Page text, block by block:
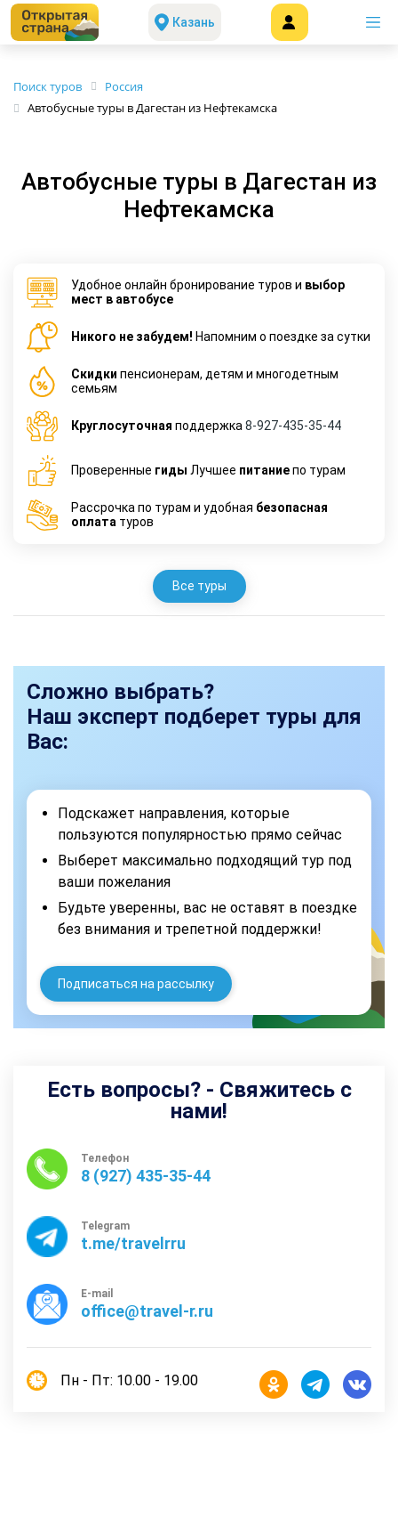
Казань
Поиск туров
Россия
Автобусные туры в Дагестан из Нефтекамска
Автобусные туры в Дагестан из
Нефтекамска
Удобное онлайн бронирование туров и выбор
мест в автобусе
Никого не забудем! Напомним о поездке за сутки
Cкидки пенсионерам, детям и многодетным
семьям
Круглосуточная поддержка 8-927-435-35-44
Проверенные гиды Лучшее питаниепо турам
Рассрочка по турам и удобная безопасная
оплата туров
Все туры
Сложно выбрать?
Наш эксперт подберет туры для
Вас:
Подскажет направления, которые
пользуются популярностью прямо сейчас
Выберет максимально подходящий тур под
ваши пожелания
Будьте уверенны, вас не оставят в поездке
без внимания и трепетной поддержки!
Подписаться на рассылку
Есть вопросы? - Свяжитесь с
нами!
Телефон
8 (927) 435-35-44
Telegram
t.me/travelrru
E-mail
office@travel-r.ru
Пн - Пт: 10.00 - 19.00